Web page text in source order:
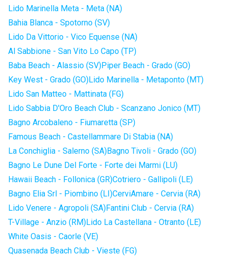
Lido Marinella Meta - Meta (NA)
Bahia Blanca - Spotorno (SV)
Lido Da Vittorio - Vico Equense (NA)
Al Sabbione - San Vito Lo Capo (TP)
Baba Beach - Alassio (SV)Piper Beach - Grado (GO)
Key West - Grado (GO)Lido Marinella - Metaponto (MT)
Lido San Matteo - Mattinata (FG)
Lido Sabbia D'Oro Beach Club - Scanzano Jonico (MT)
Bagno Arcobaleno - Fiumaretta (SP)
Famous Beach - Castellammare Di Stabia (NA)
La Conchiglia - Salerno (SA)Bagno Tivoli - Grado (GO)
Bagno Le Dune Del Forte - Forte dei Marmi (LU)
Hawaii Beach - Follonica (GR)Cotriero - Gallipoli (LE)
Bagno Elia Srl - Piombino (LI)CerviAmare - Cervia (RA)
Lido Venere - Agropoli (SA)Fantini Club - Cervia (RA)
T-Village - Anzio (RM)Lido La Castellana - Otranto (LE)
White Oasis - Caorle (VE)
Quasenada Beach Club - Vieste (FG)